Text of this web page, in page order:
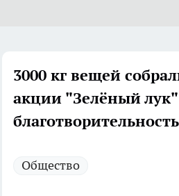
3000 кг вещей
акции "Зелёный
Общество